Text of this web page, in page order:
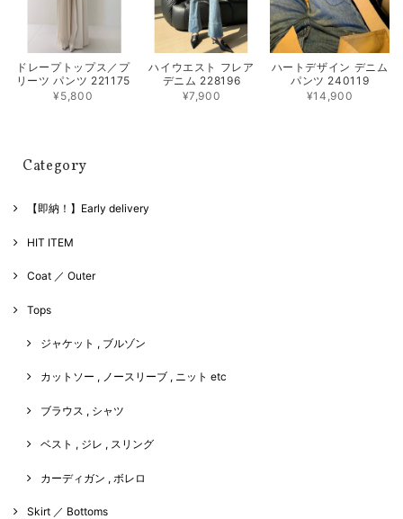
ドレープトップス／プ
リーツ パンツ 221175
¥5,800
ハイウエスト フレア
デニム 228196
¥7,900
ハートデザイン デニム
パンツ 240119
¥14,900
Category
【即納！】Early delivery
HIT ITEM
Coat ／ Outer
Tops
ジャケット , ブルゾン
カットソー , ノースリーブ , ニット etc
ブラウス , シャツ
ベスト , ジレ , スリング
カーディガン , ボレロ
Skirt ／ Bottoms